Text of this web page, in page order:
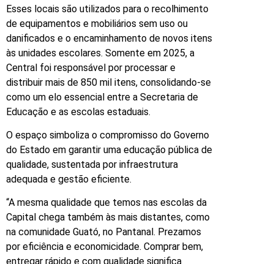
Esses locais são utilizados para o recolhimento
de equipamentos e mobiliários sem uso ou
danificados e o encaminhamento de novos itens
às unidades escolares. Somente em 2025, a
Central foi responsável por processar e
distribuir mais de 850 mil itens, consolidando-se
como um elo essencial entre a Secretaria de
Educação e as escolas estaduais.
O espaço simboliza o compromisso do Governo
do Estado em garantir uma educação pública de
qualidade, sustentada por infraestrutura
adequada e gestão eficiente.
“A mesma qualidade que temos nas escolas da
Capital chega também às mais distantes, como
na comunidade Guató, no Pantanal. Prezamos
por eficiência e economicidade. Comprar bem,
entregar rápido e com qualidade significa